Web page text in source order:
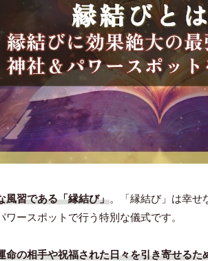
風習である「縁結び」。「縁結び」は幸せ
ワースポットで行う特別な儀式です。
命の相手や祝福された日々を引き寄せる